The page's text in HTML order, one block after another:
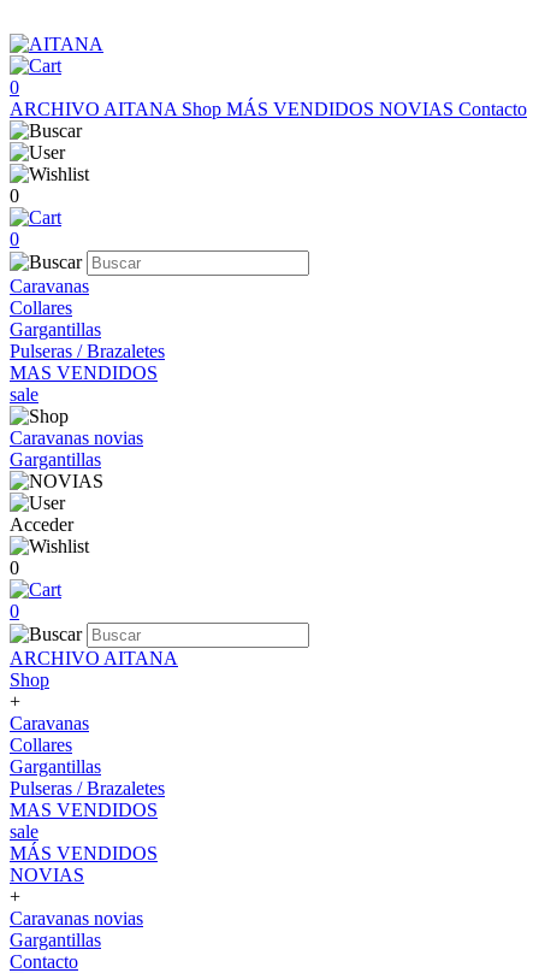
0
ARCHIVO AITANA Shop MÁS VENDIDOS NOVIAS Contacto
0
0
Caravanas
Collares
Gargantillas
Pulseras / Brazaletes
MAS VENDIDOS
sale
Caravanas novias
Gargantillas
Acceder
0
0
ARCHIVO AITANA
Shop
+
Caravanas
Collares
Gargantillas
Pulseras / Brazaletes
MAS VENDIDOS
sale
MÁS VENDIDOS
NOVIAS
+
Caravanas novias
Gargantillas
Contacto